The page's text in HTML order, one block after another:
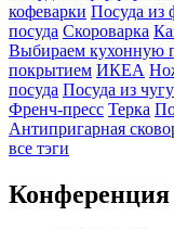
кофеварки Посуда из
посуда Скороварка
Выбираем кухонную
покрытием ИКЕА
посуда Посуда из
Френч-пресс Терка
Антипригарная
все тэги
Конференция